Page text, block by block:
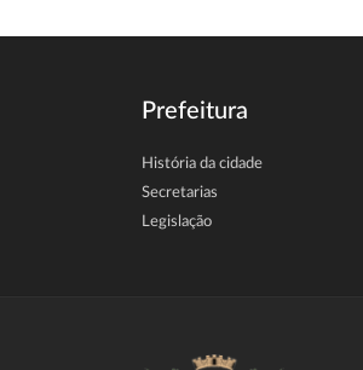
Prefeitura
História da cidade
Secretarias
Legislação